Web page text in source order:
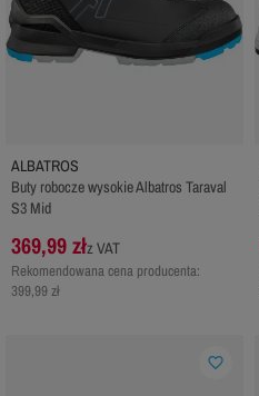
ALBATROS
Buty robocze wysokie Albatros Taraval
S3 Mid
369,99 złz VAT
Rekomendowana cena producenta:
399,99 zł
favorite_border